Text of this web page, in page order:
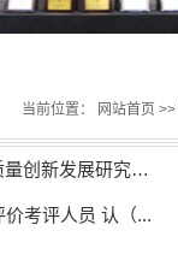
当前位置： 网站首页 >>
转发《关于申报2026-2027年度全国高等职业院校人工 智能通识教育高质量创新发展研究项...
考评人员 认（...